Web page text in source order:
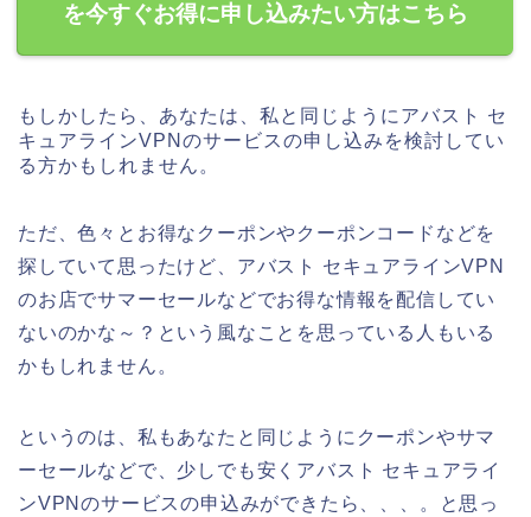
を今すぐお得に申し込みたい方はこちら
もしかしたら、あなたは、私と同じようにアバスト セ
キュアラインVPNのサービスの申し込みを検討してい
る方かもしれません。
ただ、色々とお得なクーポンやクーポンコードなどを
探していて思ったけど、アバスト セキュアラインVPN
のお店でサマーセールなどでお得な情報を配信してい
ないのかな～？という風なことを思っている人もいる
かもしれません。
というのは、私もあなたと同じようにクーポンやサマ
ーセールなどで、少しでも安くアバスト セキュアライ
ンVPNのサービスの申込みができたら、、、。と思っ